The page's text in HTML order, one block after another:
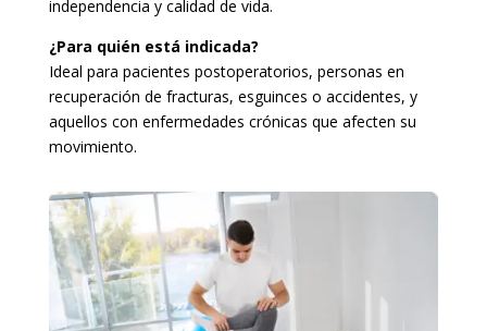
independencia y calidad de vida.
¿Para quién está indicada?
Ideal para pacientes postoperatorios, personas en
recuperación de fracturas, esguinces o accidentes, y
aquellos con enfermedades crónicas que afecten su
movimiento.